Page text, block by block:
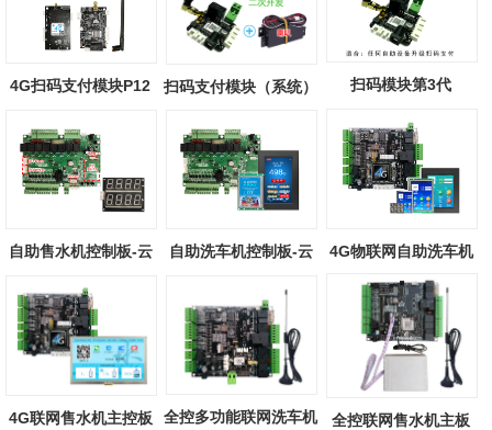
4G扫码支付模块P12 扫码支付模块（系统） 扫码模块第3代
自助售水机控制板-云
端物联
自助洗车机控制板-云
4G物联网自助洗车机
主板（触摸屏...
4G联网售水机主控板
全控多功能联网洗车机
全控联网售水机主板